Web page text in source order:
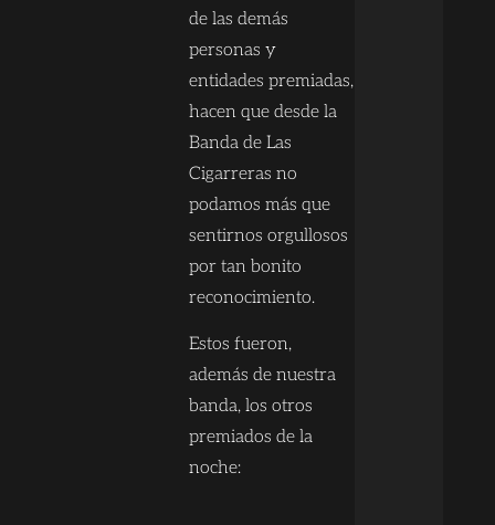
de las demás
personas y
entidades premiadas,
hacen que desde la
Banda de Las
Cigarreras no
podamos más que
sentirnos orgullosos
por tan bonito
reconocimiento.
Estos fueron,
además de nuestra
banda, los otros
premiados de la
noche: